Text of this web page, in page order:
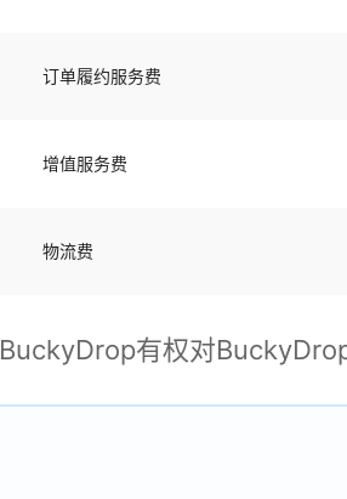
订单履约服务费
增值服务费
物流费
BuckyDrop有权对